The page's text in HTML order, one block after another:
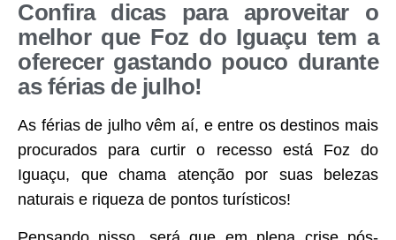
Confira dicas para aproveitar o
melhor que Foz do Iguaçu tem a
oferecer gastando pouco durante
as férias de julho!
As férias de julho vêm aí, e entre os destinos mais
procurados para curtir o recesso está Foz do
Iguaçu, que chama atenção por suas belezas
naturais e riqueza de pontos turísticos!